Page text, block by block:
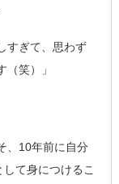
すぎて、思わず
笑）」
、10年前に自分
て身につけるこ